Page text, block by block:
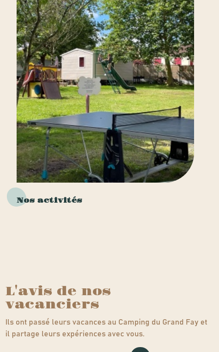
Nos activités
L'avis de nos
vacanciers
Ils ont passé leurs vacances au Camping du Grand Fay et
il partage leurs expériences avec vous.